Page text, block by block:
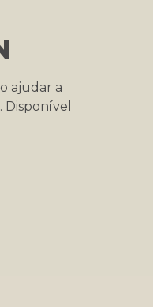
ajudar a
Disponível